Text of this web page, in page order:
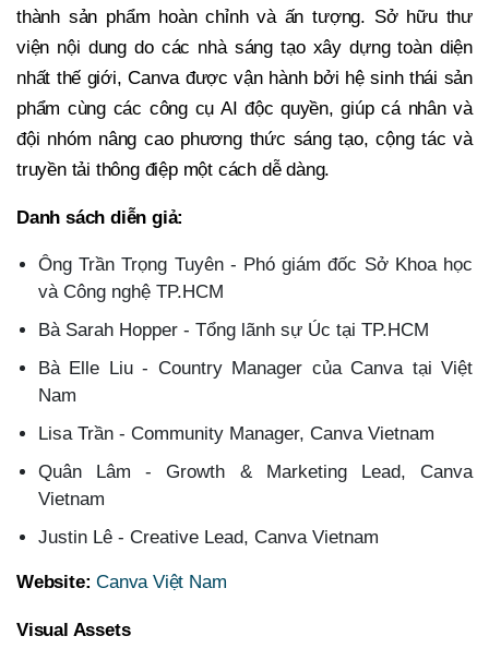
thành sản phẩm hoàn chỉnh và ấn tượng. Sở hữu thư
viện nội dung do các nhà sáng tạo xây dựng toàn diện
nhất thế giới, Canva được vận hành bởi hệ sinh thái sản
phẩm cùng các công cụ AI độc quyền, giúp cá nhân và
đội nhóm nâng cao phương thức sáng tạo, cộng tác và
truyền tải thông điệp một cách dễ dàng.
Danh sách diễn giả:
Ông Trần Trọng Tuyên - Phó giám đốc Sở Khoa học
và Công nghệ TP.HCM
Bà Sarah Hopper - Tổng lãnh sự Úc tại TP.HCM
Bà Elle Liu - Country Manager của Canva tại Việt
Nam
Lisa Trần - Community Manager, Canva Vietnam
Quân Lâm - Growth & Marketing Lead, Canva
Vietnam
Justin Lê - Creative Lead, Canva Vietnam
Website: Canva Việt Nam
Visual Assets